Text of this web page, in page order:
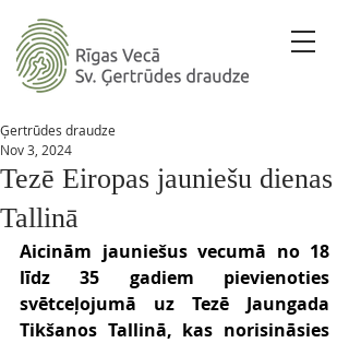
Tezē Eiropas jauniešu dienas
Tallinā
Ģertrūdes draudze
Nov 3, 2024
Aicinām jauniešus vecumā no 18
līdz 35 gadiem pievienoties
svētceļojumā uz Tezē Jaungada
Tikšanos Tallinā, kas norisināsies